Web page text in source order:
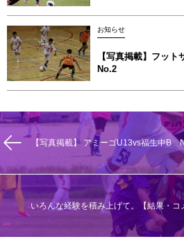
お知らせ
【写真掲載】フッ
No.2
【写真掲載】 アミーゴU13vs福生中B
いろんな経験を積み上げて。【結果・